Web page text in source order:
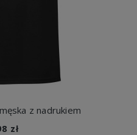
z nadrukiem
zł